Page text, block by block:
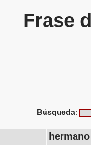
Frase
Búsqueda: